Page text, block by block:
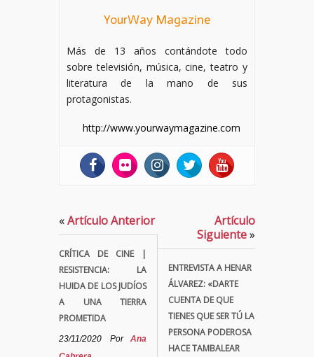
YourWay Magazine
Más de 13 años contándote todo
sobre televisión, música, cine, teatro y
literatura de la mano de sus
protagonistas.
http://www.yourwaymagazine.com
«Artículo Anterior
CRÍTICA DE CINE |
RESISTENCIA: LA
HUIDA DE LOS JUDÍOS
A UNA TIERRA
PROMETIDA
23/11/2020 Por Ana
Artículo
Siguiente»
ENTREVISTA A HENAR
ÁLVAREZ: «DARTE
CUENTA DE QUE
TIENES QUE SER TÚ LA
PERSONA PODEROSA
HACE TAMBALEAR